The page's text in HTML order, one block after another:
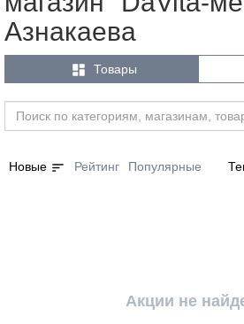
Азнакаева
 Товары
Новые sort Рейтинг Популярные
Акции не